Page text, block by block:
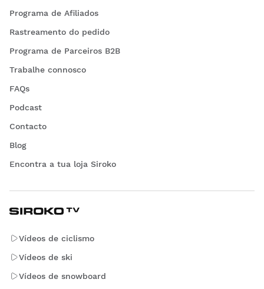
Programa de Afiliados
Rastreamento do pedido
Programa de Parceiros B2B
Trabalhe connosco
FAQs
Podcast
Contacto
Blog
Encontra a tua loja Siroko
Vídeos de ciclismo
Vídeos de ski
Vídeos de snowboard